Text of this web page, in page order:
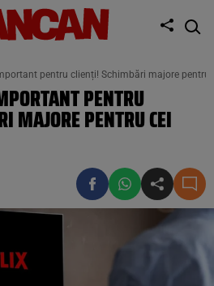
pentru clienți! Schimbări majore pentru
PENTRU
MAJORE PENTRU CEI